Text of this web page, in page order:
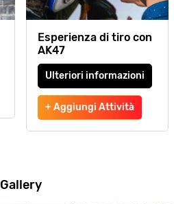
Esperienza di tiro con
AK47
Ulteriori informazioni
+ Aggiungi Attività
Gallery